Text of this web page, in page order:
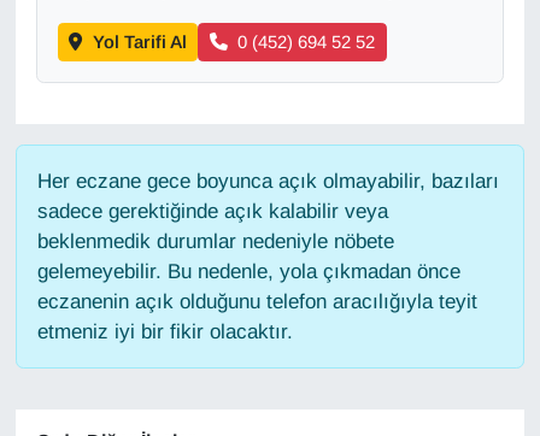
Yol Tarifi Al 0 (452) 694 52 52
Her eczane gece boyunca açık olmayabilir, bazıları
sadece gerektiğinde açık kalabilir veya
beklenmedik durumlar nedeniyle nöbete
gelemeyebilir. Bu nedenle, yola çıkmadan önce
eczanenin açık olduğunu telefon aracılığıyla teyit
etmeniz iyi bir fikir olacaktır.
Gündem
Haber
HABERDE İNSAN